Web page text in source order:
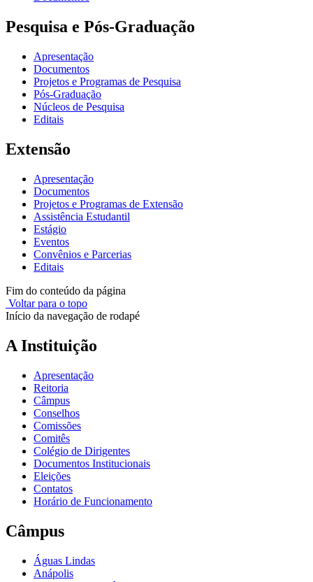
Pesquisa e Pós-Graduação
Apresentação
Documentos
Projetos e Programas de Pesquisa
Pós-Graduação
Núcleos de Pesquisa
Editais
Extensão
Apresentação
Documentos
Projetos e Programas de Extensão
Assistência Estudantil
Estágio
Eventos
Convênios e Parcerias
Editais
Fim do conteúdo da página
Voltar para o topo
Início da navegação de rodapé
A Instituição
Apresentação
Reitoria
Câmpus
Conselhos
Comissões
Comitês
Colégio de Dirigentes
Documentos Institucionais
Eleições
Contatos
Horário de Funcionamento
Câmpus
Águas Lindas
Anápolis